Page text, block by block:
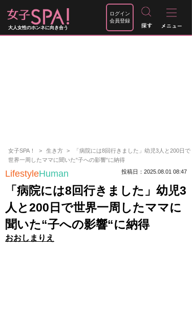
大人女性のホンネに向き合う
ログイン
会員登録
女子SPA！ 生き方
「病院には8回行きました」幼児3人と200日で
世界一周したママに聞いた“子への影響“に納得
LifestyleHuman 投稿日：2025.08.01 08:47
「病院には8回行きました」幼児3
人と200日で世界一周したママに
聞いた“子への影響“に納得
おおしまりえ